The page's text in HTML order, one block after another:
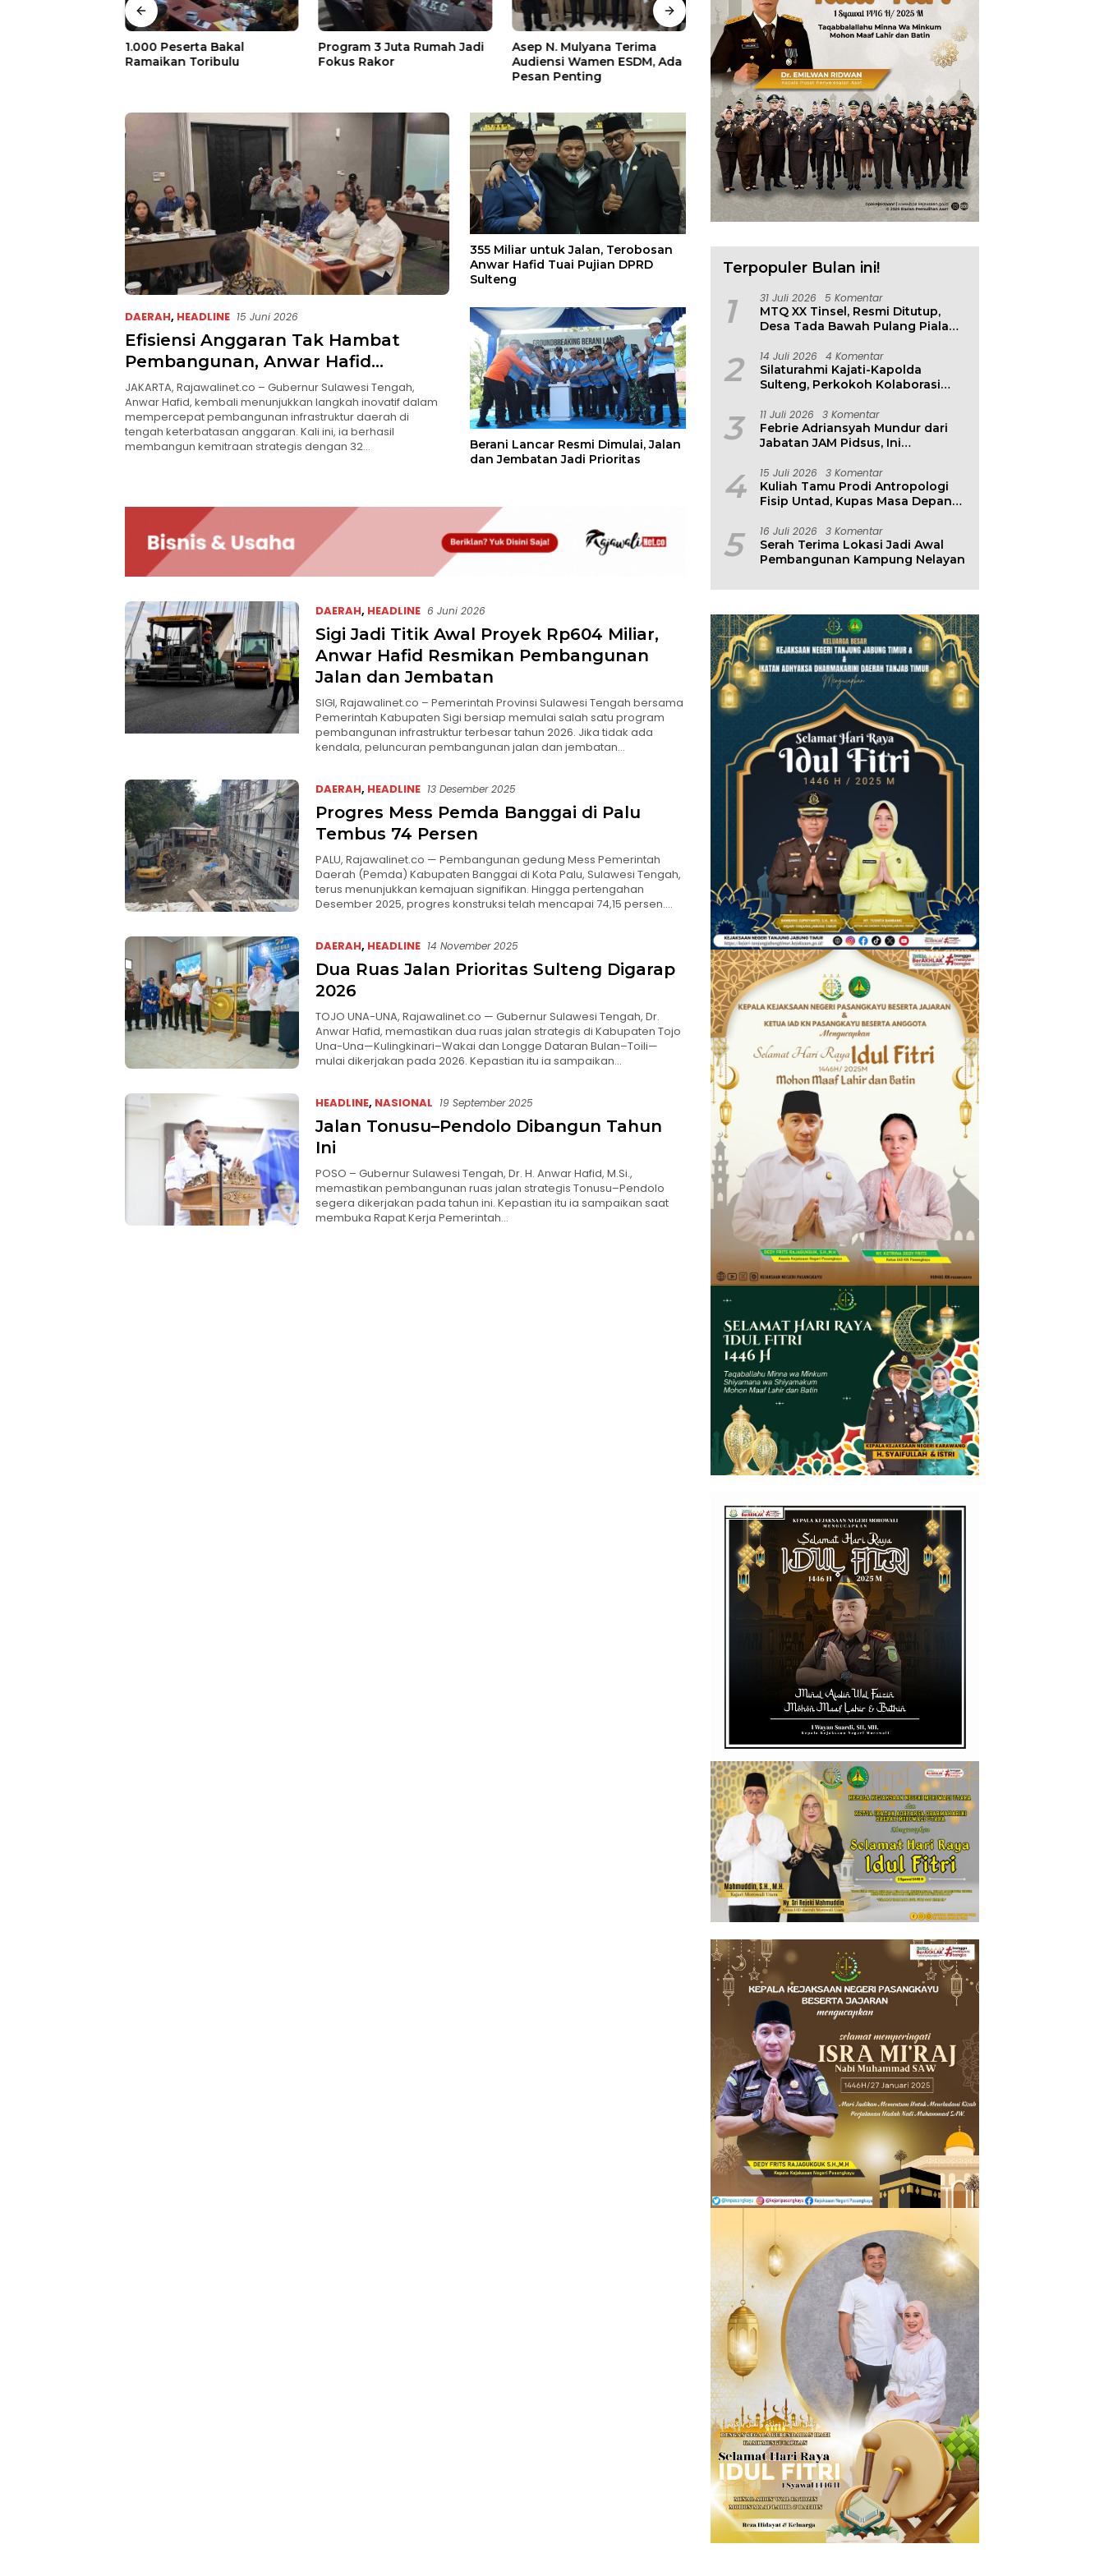
1.000 Peserta Bakal
Ramaikan Toribulu
Program 3 Juta Rumah Jadi
Fokus Rakor
Asep N. Mulyana Terima
Audiensi Wamen ESDM, Ada
Pesan Penting
Badan Diklat Kejaksaan
Cetak Agen Perubahan
Berbasis Risiko
Sulteng Resmi Gugat
Pencabutan Tuan Rumah
FORNAS IX
DAERAH, HEADLINE 15 Juni 2026
Efisiensi Anggaran Tak Hambat
Pembangunan, Anwar Hafid
Gandeng Dunia Tambang
JAKARTA, Rajawalinet.co – Gubernur Sulawesi Tengah,
Anwar Hafid, kembali menunjukkan langkah inovatif dalam
mempercepat pembangunan infrastruktur daerah di
tengah keterbatasan anggaran. Kali ini, ia berhasil
membangun kemitraan strategis dengan 32…
355 Miliar untuk Jalan, Terobosan
Anwar Hafid Tuai Pujian DPRD
Sulteng
Berani Lancar Resmi Dimulai, Jalan
dan Jembatan Jadi Prioritas
DAERAH, HEADLINE 6 Juni 2026
Sigi Jadi Titik Awal Proyek Rp604 Miliar,
Anwar Hafid Resmikan Pembangunan
Jalan dan Jembatan
SIGI, Rajawalinet.co – Pemerintah Provinsi Sulawesi Tengah bersama
Pemerintah Kabupaten Sigi bersiap memulai salah satu program
pembangunan infrastruktur terbesar tahun 2026. Jika tidak ada
kendala, peluncuran pembangunan jalan dan jembatan…
DAERAH, HEADLINE 13 Desember 2025
Progres Mess Pemda Banggai di Palu
Tembus 74 Persen
PALU, Rajawalinet.co — Pembangunan gedung Mess Pemerintah
Daerah (Pemda) Kabupaten Banggai di Kota Palu, Sulawesi Tengah,
terus menunjukkan kemajuan signifikan. Hingga pertengahan
Desember 2025, progres konstruksi telah mencapai 74,15 persen….
DAERAH, HEADLINE 14 November 2025
Dua Ruas Jalan Prioritas Sulteng Digarap
2026
TOJO UNA-UNA, Rajawalinet.co — Gubernur Sulawesi Tengah, Dr.
Anwar Hafid, memastikan dua ruas jalan strategis di Kabupaten Tojo
Una-Una—Kulingkinari–Wakai dan Longge Dataran Bulan–Toili—
mulai dikerjakan pada 2026. Kepastian itu ia sampaikan…
HEADLINE, NASIONAL 19 September 2025
Jalan Tonusu–Pendolo Dibangun Tahun
Ini
POSO – Gubernur Sulawesi Tengah, Dr. H. Anwar Hafid, M.Si.,
memastikan pembangunan ruas jalan strategis Tonusu–Pendolo
segera dikerjakan pada tahun ini. Kepastian itu ia sampaikan saat
membuka Rapat Kerja Pemerintah…
Terpopuler Bulan ini!
1 31 Juli 2026 5 Komentar
MTQ XX Tinsel, Resmi Ditutup,
Desa Tada Bawah Pulang Piala
2 14 Juli 2026 4 Komentar
Silaturahmi Kajati-Kapolda
Sulteng, Perkokoh Kolaborasi
3 11 Juli 2026 3 Komentar
Febrie Adriansyah Mundur dari
Jabatan JAM Pidsus, Ini
4 15 Juli 2026 3 Komentar
Kuliah Tamu Prodi Antropologi
Fisip Untad, Kupas Masa Depan
Lingkungan
5 16 Juli 2026 3 Komentar
Serah Terima Lokasi Jadi Awal
Pembangunan Kampung Nelayan